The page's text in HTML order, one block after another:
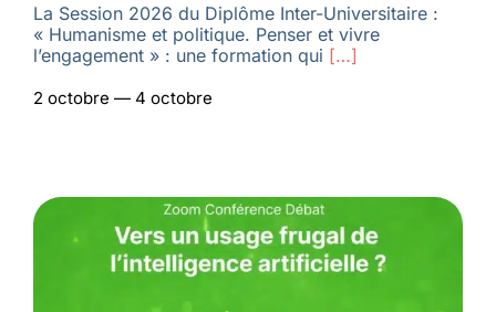
La Session 2026 du Diplôme Inter-Universitaire :
« Humanisme et politique. Penser et vivre
l’engagement » : une formation qui […]
2 octobre — 4 octobre